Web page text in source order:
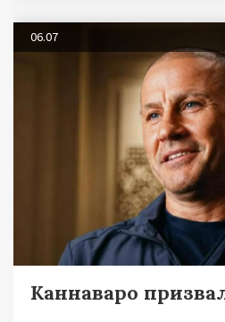
06.07
Каннаваро